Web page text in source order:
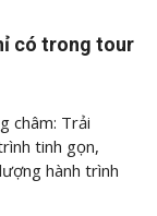
có trong tour
châm: Trải
tinh gọn,
hành trình